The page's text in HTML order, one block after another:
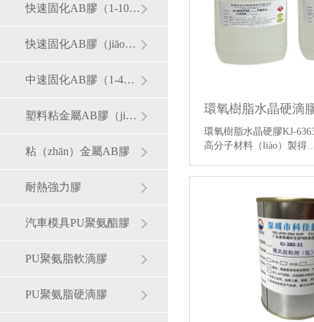
快速固化AB膠（1-10分鍾）
快速固化AB膠（jiāo）（20-30分鍾）
中速固化AB膠（1-4小時）
塑料粘金屬AB膠（jiāo）
粘（zhān）金屬AB膠
耐熱強力膠
汽車模具PU聚氨酯膠
PU聚氨脂軟滴膠
PU聚氨脂硬滴膠
環氧樹脂水晶硬滴
環氧樹脂水晶硬膠KJ-
高分子材料（liào）製